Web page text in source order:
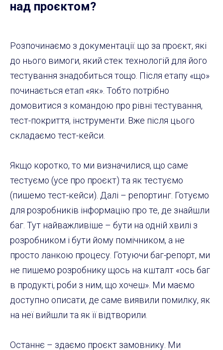
над проєктом?
Розпочинаємо з документації: що за проєкт, які
до нього вимоги, який стек технологій для його
тестування знадобиться тощо. Після етапу «що»
починається етап «як». Тобто потрібно
домовитися з командою про рівні тестування,
тест-покриття, інструменти. Вже після цього
складаємо тест-кейси.
Якщо коротко, то ми визначилися, що саме
тестуємо (усе про проєкт) та як тестуємо
(пишемо тест-кейси). Далі – репортинг. Готуємо
для розробників інформацію про те, де знайшли
баг. Тут найважливіше – бути на одній хвилі з
розробником і бути йому помічником, а не
просто ланкою процесу. Готуючи баг-репорт, ми
не пишемо розробнику щось на кшталт «ось баг
в продукті, роби з ним, що хочеш». Ми маємо
доступно описати, де саме виявили помилку, як
на неї вийшли та як її відтворили.
Останнє – здаємо проєкт замовнику. Ми